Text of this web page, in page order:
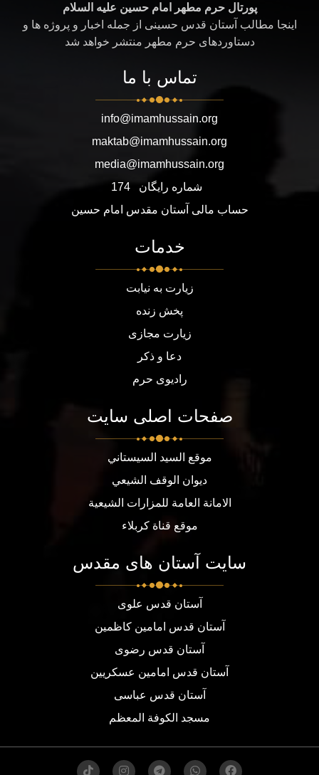
پورتال حرم مطهر امام حسین علیه السلام
اینجا مطالب آستان قدس حسینی از جمله اخبار و پروژه ها و
دستاوردهای حرم مطهر منتشر خواهد شد
تماس با ما
info@imamhussain.org
maktab@imamhussain.org
media@imamhussain.org
شماره رایگان
174
حساب مالی آستان مقدس امام حسین
خدمات
زیارت به نیابت
پخش زنده
زیارت مجازی
دعا و ذکر
رادیوی حرم
صفحات اصلی سایت
موقع السيد السيستاني
ديوان الوقف الشيعي
الامانة العامة للمزارات الشيعية
موقع قناة كربلاء
سایت آستان های مقدس
آستان قدس علوی
آستان قدس امامین کاظمین
آستان قدس رضوی
آستان قدس امامین عسکریین
آستان قدس عباسی
مسجد الكوفة المعظم